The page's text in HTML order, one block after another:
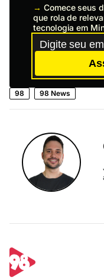
→ Comece seus
que rola de
tecnologia em
98 98 News